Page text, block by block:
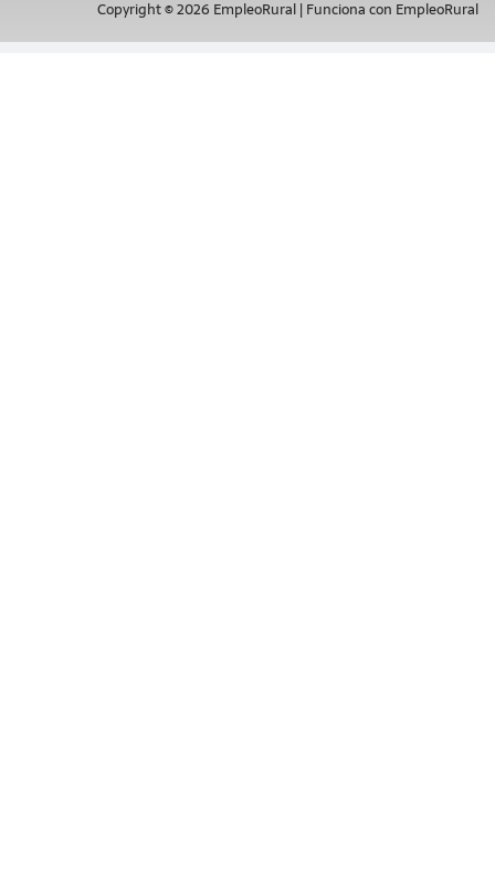
Copyright © 2026 EmpleoRural | Funciona con EmpleoRural